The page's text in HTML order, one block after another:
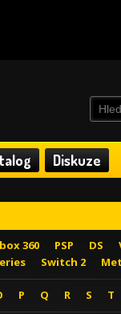
Diskuze
360 PSP DS
Switch 2
P Q R S T